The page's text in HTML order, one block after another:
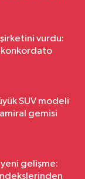
vurdu:
konkordato
SUV modeli
gemisi
gelişme: